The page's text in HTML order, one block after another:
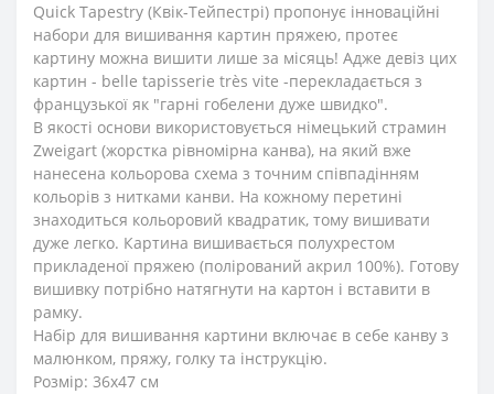
Quick Tapestry (Квік-Тейпестрі) пропонує інноваційні
набори для вишивання картин пряжею, протеє
картину можна вишити лише за місяць! Адже девіз цих
картин - belle tapisserie très vite -перекладається з
французької як "гарні гобелени дуже швидко".
В якості основи використовується німецький страмин
Zweigart (жорстка рівномірна канва), на який вже
нанесена кольорова схема з точним співпадінням
кольорів з нитками канви. На кожному перетині
знаходиться кольоровий квадратик, тому вишивати
дуже легко. Картина вишивається полухрестом
прикладеної пряжею (полірований акрил 100%). Готову
вишивку потрібно натягнути на картон і вставити в
рамку.
Набір для вишивання картини включає в себе канву з
малюнком, пряжу, голку та інструкцію.
Розмір: 36x47 см